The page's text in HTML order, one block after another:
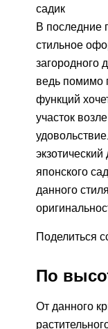
садик
В последние
стильное
загородного
ведь помимо
функций
участок
японского
данного
Поделиться
По
От данного